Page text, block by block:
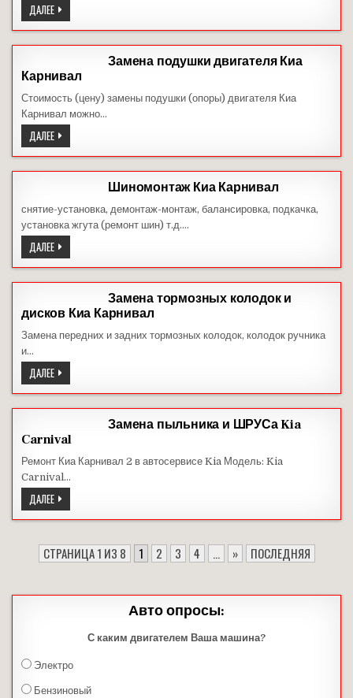
ДАЛЕЕДИАГНОСТИКА
И
РЕМОНТ
CARNIVAL
Замена подушки двигателя Киа
Карнивал
Стоимость (цену) замены подушки (опоры) двигателя Киа
Карнивал можно…
ДАЛЕЕЗАМЕНА
ПОДУШКИ
ДВИГАТЕЛЯ
КАРНИВАЛ
Шиномонтаж Киа Карнивал
снятие-установка, демонтаж-монтаж, балансировка, подкачка,
установка жгута (ремонт шин) т.д….
ДАЛЕЕШИНОМОНТАЖ
КИА
КАРНИВАЛ
Замена тормозных колодок и
дисков Киа Карнивал
Замена передних и задних тормозных колодок, колодок ручника
и…
ДАЛЕЕЗАМЕНА
ТОРМОЗНЫХ
КОЛОДОК
ДИСКОВ
КАРНИВАЛ
Замена пыльника и ШРУСа Kia
Carnival
Ремонт Киа Карнивал 2 в автосервисе Kia Модель: Kia
Carnival…
ДАЛЕЕЗАМЕНА
ПЫЛЬНИКА
И
CARNIVAL
СТРАНИЦА 1 ИЗ 8 1 2 3 4 ... » ПОСЛЕДНЯЯ
Авто опросы:
С каким двигателем Ваша машина?
Электро
Бензиновый